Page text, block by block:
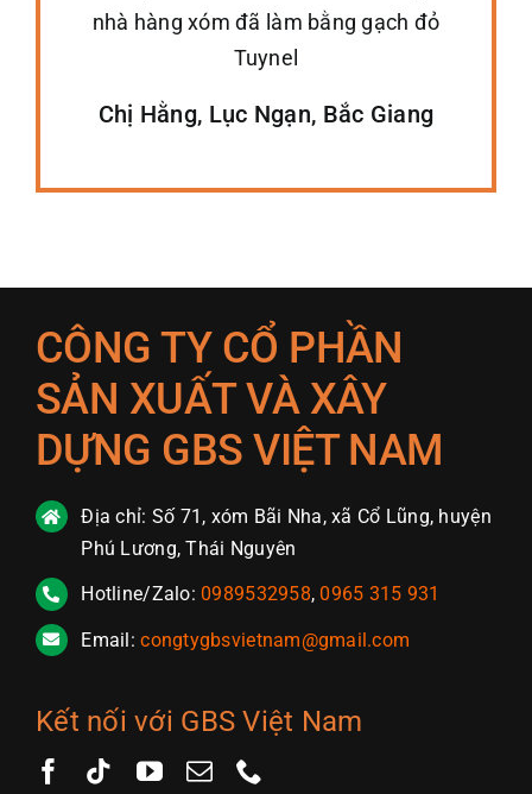
nhà hàng xóm đã làm bằng gạch đỏ
Tuynel
Chị Hằng, Lục Ngạn, Bắc Giang
CÔNG TY CỔ PHẦN
SẢN XUẤT VÀ XÂY
DỰNG GBS VIỆT NAM
Địa chỉ: Số 71, xóm Bãi Nha, xã Cổ Lũng, huyện
Phú Lương, Thái Nguyên
Hotline/Zalo: 0989532958, 0965 315 931
Email:congtygbsvietnam@gmail.com
Kết nối với GBS Việt Nam